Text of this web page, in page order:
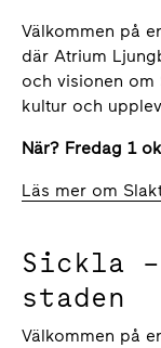
Välkommen på
där Atrium
och visionen
kultur och
När? Fredag 1
Läs mer om
Sickla
staden
Välkommen på